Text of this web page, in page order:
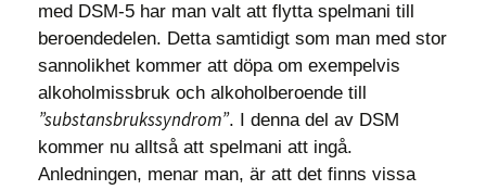
med DSM-5 har man valt att flytta spelmani till
beroendedelen. Detta samtidigt som man med stor
sannolikhet kommer att döpa om exempelvis
alkoholmissbruk och alkoholberoende till
”substansbrukssyndrom”. I denna del av DSM
kommer nu alltså att spelmani att ingå.
Anledningen, menar man, är att det finns vissa